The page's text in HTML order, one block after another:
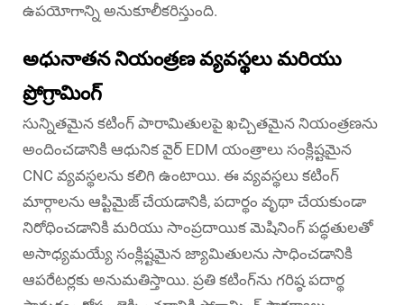
ఉపయోగాన్ని అనుకూలీకరిస్తుంది.
అధునాతన నియంత్రణ వ్యవస్థలు మరియు
ప్రోగ్రామింగ్
సున్నితమైన కటింగ్ పారామితులపై ఖచ్చితమైన నియంత్రణను
అందించడానికి ఆధునిక వైర్ EDM యంత్రాలు సంక్లిష్టమైన
CNC వ్యవస్థలను కలిగి ఉంటాయి. ఈ వ్యవస్థలు కటింగ్
మార్గాలను ఆప్టిమైజ్ చేయడానికి, పదార్థం వృథా చేయకుండా
నిరోధించడానికి మరియు సాంప్రదాయిక మెషినింగ్ పద్ధతులతో
అసాధ్యమయ్యే సంక్లిష్టమైన జ్యామితులను సాధించడానికి
ఆపరేటర్లకు అనుమతిస్తాయి. ప్రతి కటింగ్‌ను గరిష్ఠ పదార్థ